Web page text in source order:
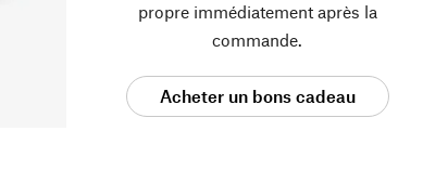
propre immédiatement après la
commande.
Acheter un bons cadeau